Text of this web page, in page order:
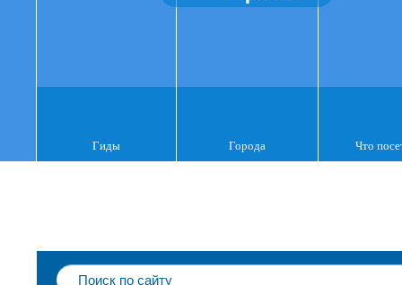
Гиды Города Что